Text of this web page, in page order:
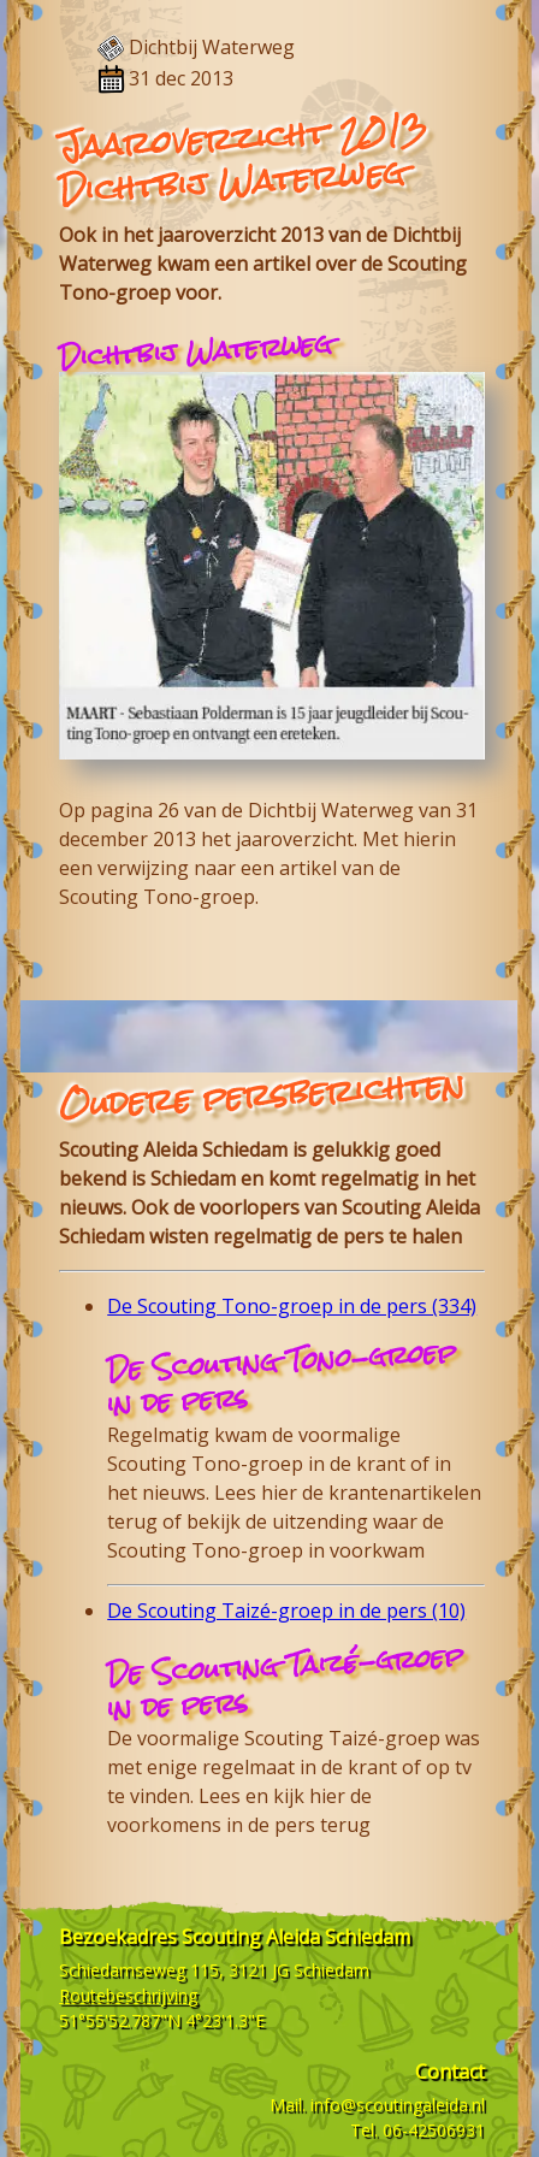
Dichtbij Waterweg
31 dec 2013
Jaaroverzicht 2013
Dichtbij Waterweg
Ook in het jaaroverzicht 2013 van de Dichtbij
Waterweg kwam een artikel over de Scouting
Tono-groep voor.
Dichtbij Waterweg
Op pagina 26 van de Dichtbij Waterweg van 31
december 2013 het jaaroverzicht. Met hierin
een verwijzing naar een artikel van de
Scouting Tono-groep.
Oudere persberichten
Scouting Aleida Schiedam is gelukkig goed
bekend is Schiedam en komt regelmatig in het
nieuws. Ook de voorlopers van Scouting Aleida
Schiedam wisten regelmatig de pers te halen
De Scouting Tono-groep in de pers (334)
De Scouting Tono-groep
in de pers
Regelmatig kwam de voormalige
Scouting Tono-groep in de krant of in
het nieuws. Lees hier de krantenartikelen
terug of bekijk de uitzending waar de
Scouting Tono-groep in voorkwam
De Scouting Taizé-groep in de pers (10)
De Scouting Taizé-groep
in de pers
De voormalige Scouting Taizé-groep was
met enige regelmaat in de krant of op tv
te vinden. Lees en kijk hier de
voorkomens in de pers terug
BezoekadresScouting Aleida Schiedam
Schiedamseweg 115, 3121 JG Schiedam
Routebeschrijving
51°55'52.787"N 4°23'1.3"E
Contact
Mail. info@scoutingaleida.nl
Tel. 06-42506931